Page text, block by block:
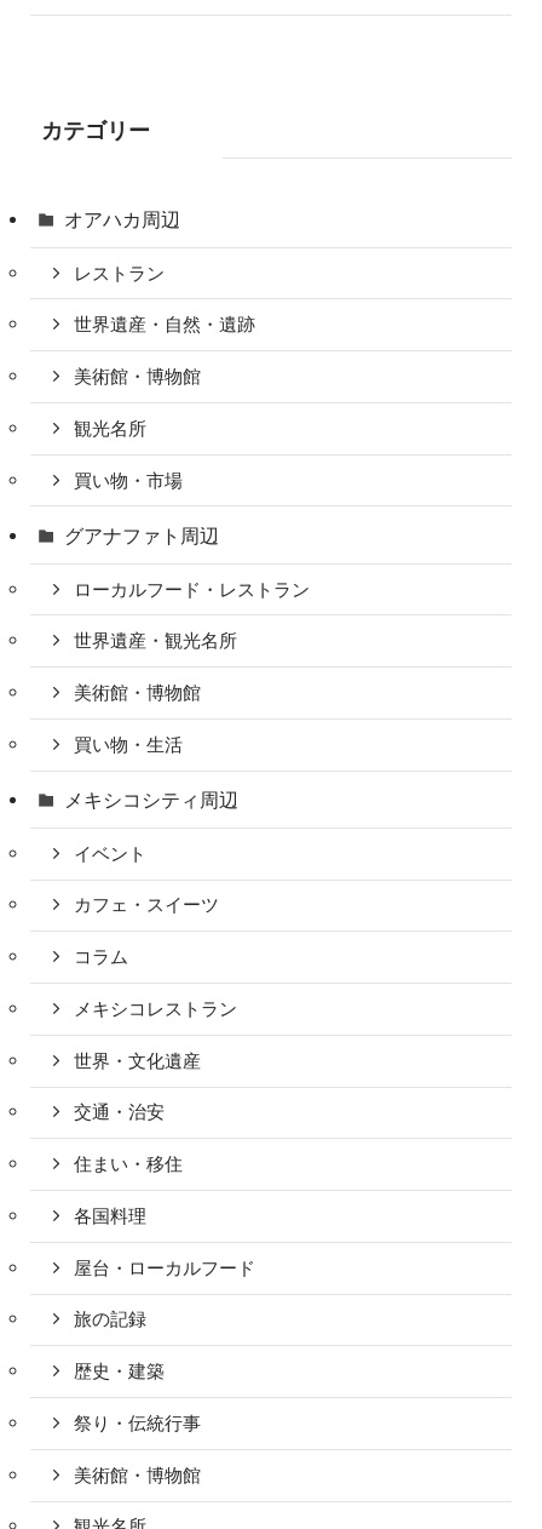
カテゴリー
オアハカ周辺
レストラン
世界遺産・自然・遺跡
美術館・博物館
観光名所
買い物・市場
グアナファト周辺
ローカルフード・レストラン
世界遺産・観光名所
美術館・博物館
買い物・生活
メキシコシティ周辺
イベント
カフェ・スイーツ
コラム
メキシコレストラン
世界・文化遺産
交通・治安
住まい・移住
各国料理
屋台・ローカルフード
旅の記録
歴史・建築
祭り・伝統行事
美術館・博物館